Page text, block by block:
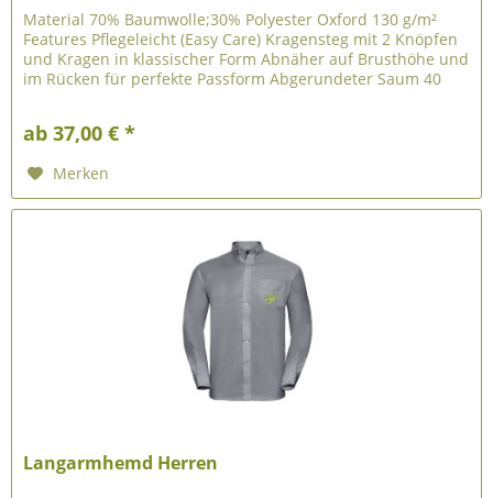
Material 70% Baumwolle;30% Polyester Oxford 130 g/m²
Features Pflegeleicht (Easy Care) Kragensteg mit 2 Knöpfen
und Kragen in klassischer Form Abnäher auf Brusthöhe und
im Rücken für perfekte Passform Abgerundeter Saum 40
ab 37,00 € *
Merken
Langarmhemd Herren